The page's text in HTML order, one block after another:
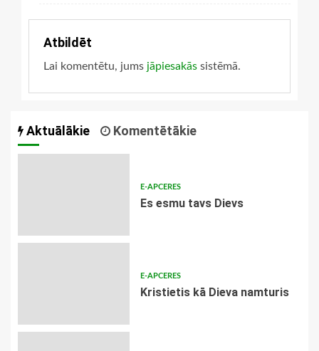
Atbildēt
Lai komentētu, jums jāpiesakās sistēmā.
Aktuālākie Komentētākie
E-APCERES
Es esmu tavs Dievs
E-APCERES
Kristietis kā Dieva namturis